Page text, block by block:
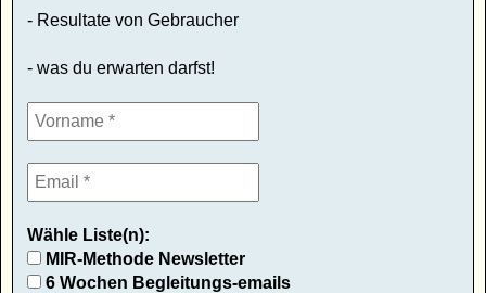
- Resultate von Gebraucher
- was du erwarten darfst!
Wähle Liste(n):
MIR-Methode Newsletter
6 Wochen Begleitungs-emails